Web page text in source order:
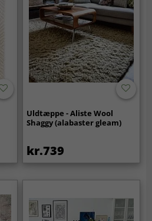
Uldtæppe - Aliste Wool
Shaggy (alabaster gleam)
kr.739